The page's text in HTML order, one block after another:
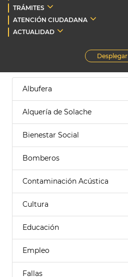
TRÁMITES
ATENCIÓN CIUDADANA
ACTUALIDAD
Desplegar
Albufera
Alquería de Solache
Bienestar Social
Bomberos
Contaminación Acústica
Cultura
Educación
Empleo
Fallas